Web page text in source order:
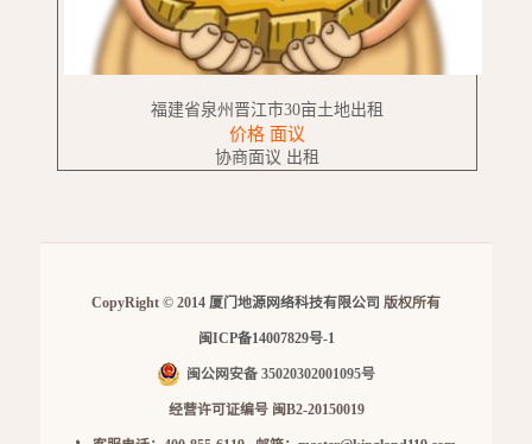
福建省泉州晋江市30亩土地出租
价格 面议
协商面议 出租
CopyRight © 2014 厦门地源网络科技有限公司 版权所有
闽ICP备14007829号-1
闽公网安备 35020302001095号
经营许可证编号 闽B2-20150019